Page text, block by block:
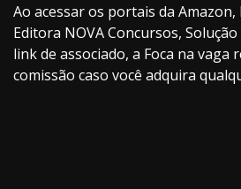
Ao acessar os portais da
Editora NOVA Concursos,
link de associado, a Foca na vaga
comissão caso você adquira